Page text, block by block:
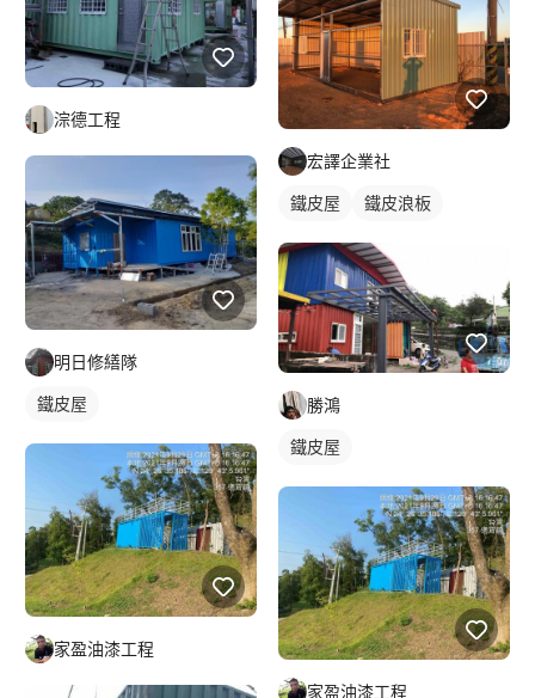
淙德工程
明日修繕隊
鐵皮屋
家盈油漆工程
宏譯企業社
鐵皮屋 鐵皮浪板
勝鴻
鐵皮屋
家盈油漆工程